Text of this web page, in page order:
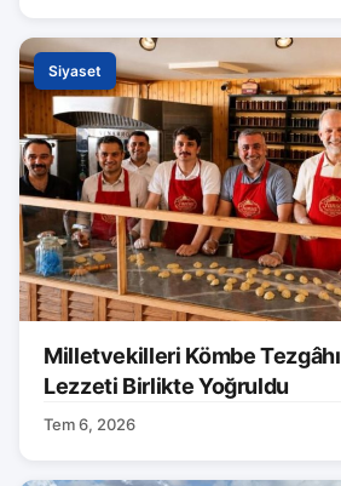
Siyaset
Milletvekilleri Kömbe
Lezzeti Birlikte Yoğruldu
Tem 6, 2026